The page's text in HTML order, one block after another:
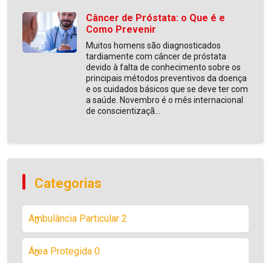
Câncer de Próstata: o Que é e
Como Prevenir
Muitos homens são diagnosticados
tardiamente com câncer de próstata
devido à falta de conhecimento sobre os
principais métodos preventivos da doença
e os cuidados básicos que se deve ter com
a saúde. Novembro é o mês internacional
de conscientizaçã...
Categorias
Ambulância Particular 2
Área Protegida 0